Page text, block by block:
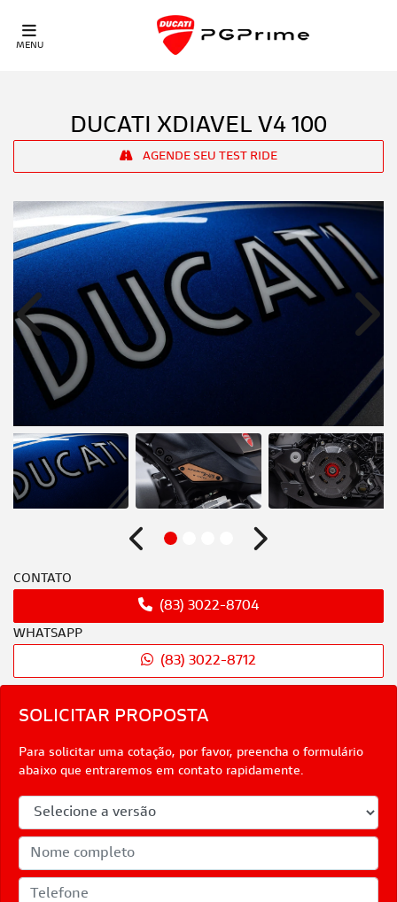
MENU
DUCATI XDIAVEL V4 100
AGENDE SEU TEST RIDE
SOLICITAR PROPOSTA
Para solicitar uma cotação, por favor, preencha o formulário
abaixo que entraremos em contato rapidamente.
Anterior
Anterior Próximo
CONTATO
(83) 3022-8704
WHATSAPP
(83) 3022-8712